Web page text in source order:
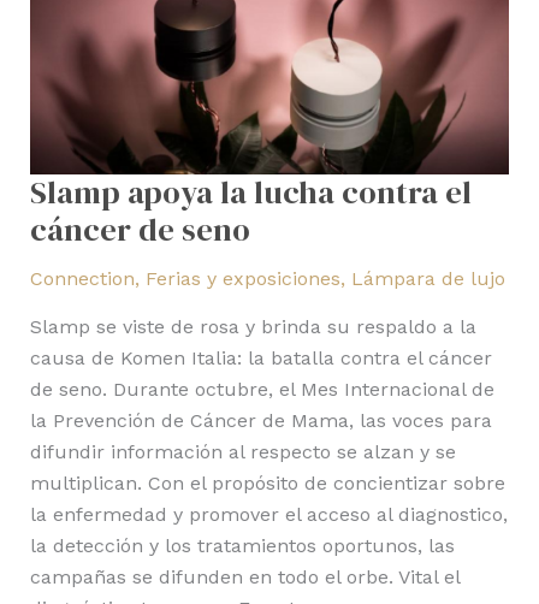
Slamp apoya la lucha contra el
cáncer de seno
Connection, Ferias y exposiciones, Lámpara de lujo
Slamp se viste de rosa y brinda su respaldo a la
causa de Komen Italia: la batalla contra el cáncer
de seno. Durante octubre, el Mes Internacional de
la Prevención de Cáncer de Mama, las voces para
difundir información al respecto se alzan y se
multiplican. Con el propósito de concientizar sobre
la enfermedad y promover el acceso al diagnostico,
la detección y los tratamientos oportunos, las
campañas se difunden en todo el orbe. Vital el